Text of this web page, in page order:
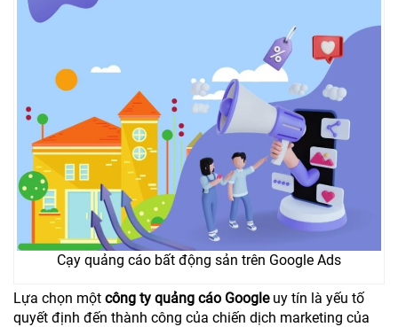
Cạy quảng cáo bất động sản trên Google Ads
Lựa chọn một công ty quảng cáo Googleuy tín là yếu tố
quyết định đến thành công của chiến dịch marketing của